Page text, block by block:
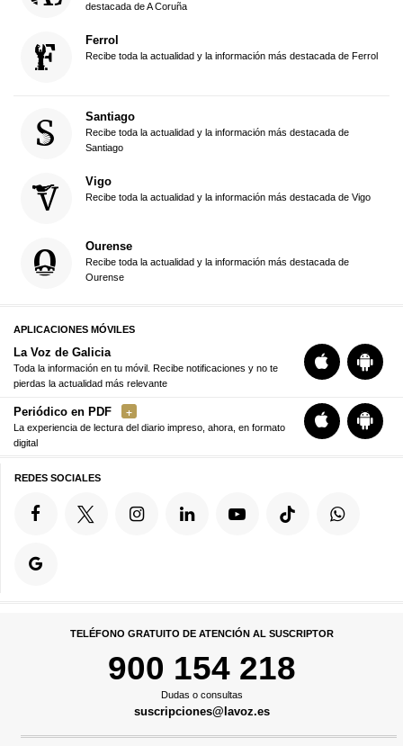
destacada de A Coruña
Ferrol
Recibe toda la actualidad y la información más destacada de Ferrol
Santiago
Recibe toda la actualidad y la información más destacada de
Santiago
Vigo
Recibe toda la actualidad y la información más destacada de Vigo
Ourense
Recibe toda la actualidad y la información más destacada de
Ourense
APLICACIONES MÓVILES
La Voz de Galicia
Toda la información en tu móvil. Recibe notificaciones y no te
pierdas la actualidad más relevante
Periódico en PDF
La experiencia de lectura del diario impreso, ahora, en formato
digital
REDES SOCIALES
TELÉFONO GRATUITO DE ATENCIÓN AL SUSCRIPTOR
900 154 218
Dudas o consultas
suscripciones@lavoz.es